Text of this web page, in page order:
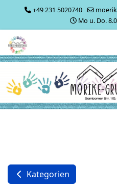
+49 231 5020740
Mo u. Do.
Kategorien